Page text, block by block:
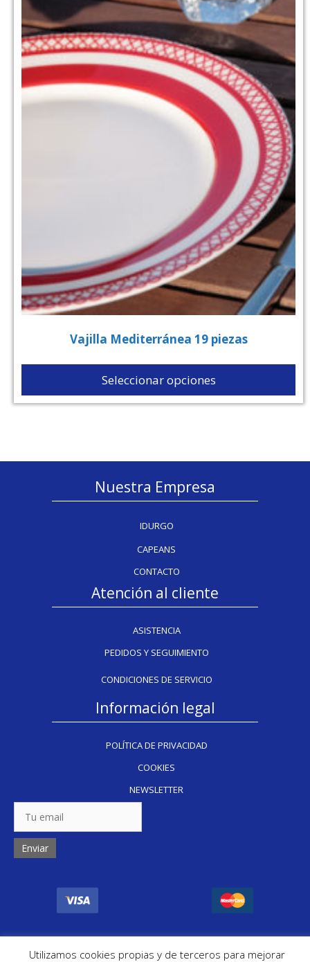
Vajilla Mediterránea 19 piezas
Seleccionar opciones
Nuestra Empresa
IDURGO
CAPEANS
CONTACTO
Atención al cliente
ASISTENCIA
PEDIDOS Y SEGUIMIENTO
CONDICIONES DE SERVICIO
Información legal
POLÍTICA DE PRIVACIDAD
COOKIES
NEWSLETTER
Copyright Inkug 2024
Utilizamos cookies propias y de terceros para mejorar